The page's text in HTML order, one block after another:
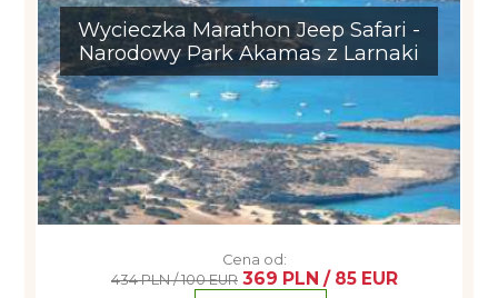
Wycieczka Marathon Jeep Safari -
Narodowy Park Akamas z Larnaki
Cena od:
434 PLN / 100 EUR 369 PLN / 85 EUR